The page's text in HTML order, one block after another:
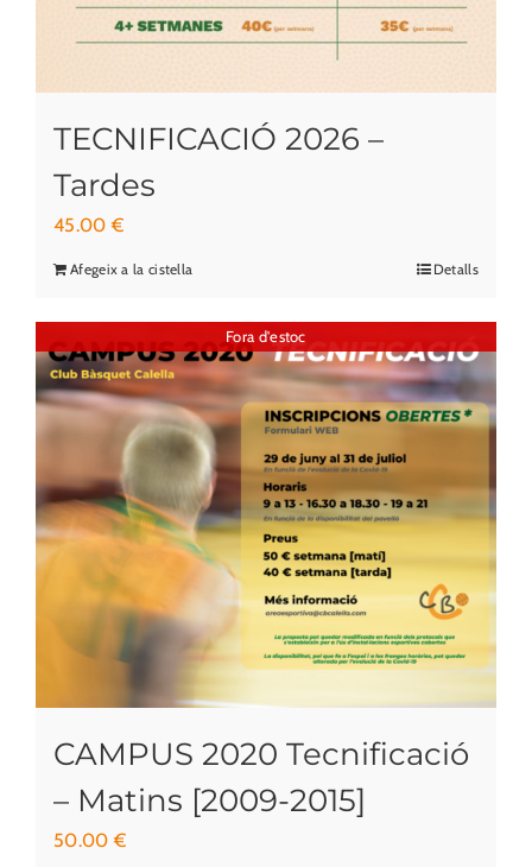
TECNIFICACIÓ 2026 –
Tardes
45.00€
Afegeix a la cistella Detalls
Fora d'estoc
CAMPUS 2020 Tecnificació
– Matins [2009-2015]
50.00€